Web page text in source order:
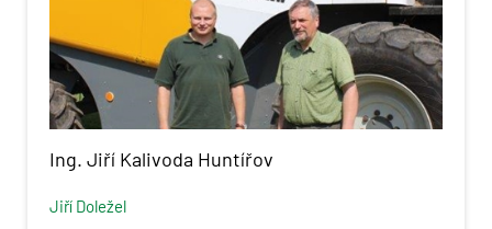
Ing. Jiří Kalivoda Huntířov
Jiří Doležel